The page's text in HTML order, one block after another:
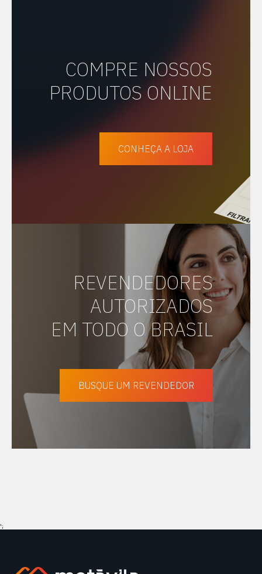
COMPRE NOSSOS
PRODUTOS ONLINE
CONHEÇA A LOJA
REVENDEDORES
AUTORIZADOS
EM TODO O BRASIL
BUSQUE UM REVENDEDOR
';